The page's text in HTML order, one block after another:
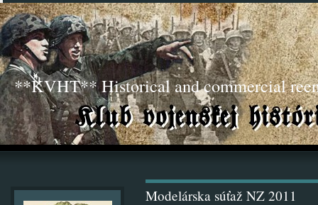
**KVHT** Historical and commercial
Modelárska súťaž NZ 2011